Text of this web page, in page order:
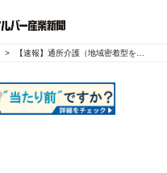
【速報】通所介護（地域密着型を含む）② ２０２１年度介護報酬改定単価